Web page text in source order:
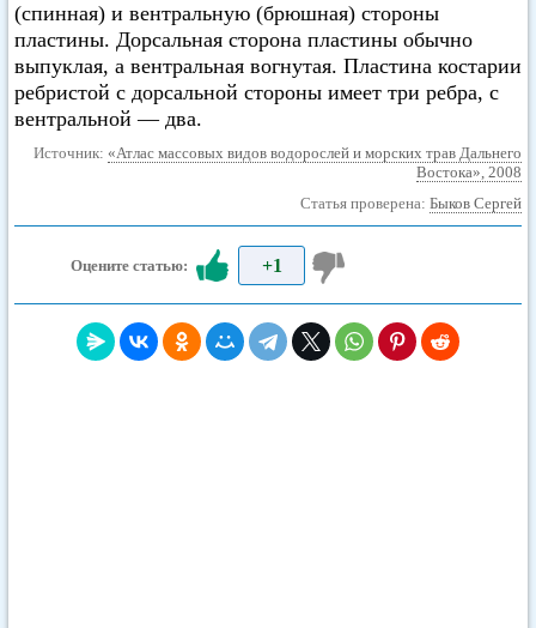
(спинная) и вентральную (брюшная) стороны
пластины. Дорсальная сторона пластины обычно
выпуклая, а вентральная вогнутая. Пластина костарии
ребристой с дорсальной стороны имеет три ребра, с
вентральной — два.
Источник: «Атлас массовых видов водорослей и морских трав Дальнего
Востока», 2008
Статья проверена: Быков Сергей
Оцените статью: +1